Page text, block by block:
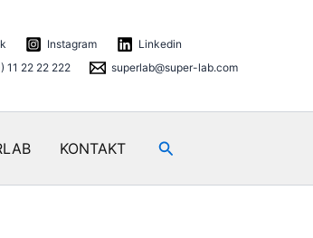
Instagram
Linkedin
11 22 22 222
superlab@super-lab.com
KONTAKT Search